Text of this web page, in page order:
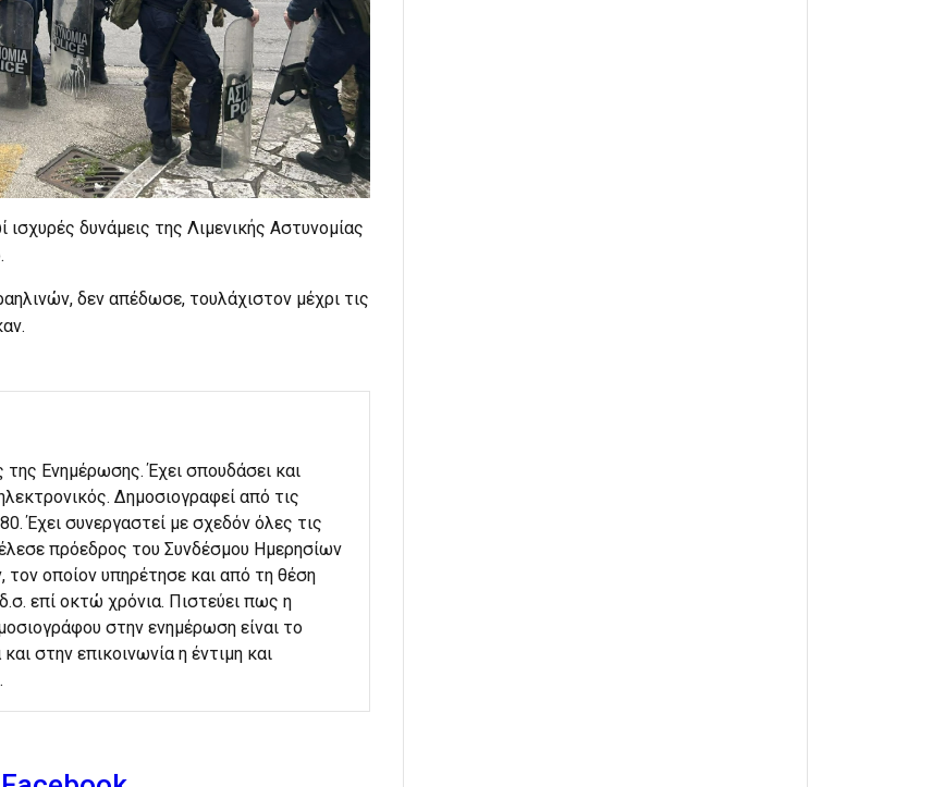
δυνάμεις της Λιμενικής Αστυνομίας
δεν απέδωσε, τουλάχιστον μέχρι τις
της Ενημέρωσης. Έχει σπουδάσει και
Δημοσιογραφεί από τις
Έχει συνεργαστεί με σχεδόν όλες τις
πρόεδρος του Συνδέσμου Ημερησίων
οποίον υπηρέτησε και από τη θέση
επί οκτώ χρόνια. Πιστεύει πως η
στην ενημέρωση είναι το
στην επικοινωνία η έντιμη και